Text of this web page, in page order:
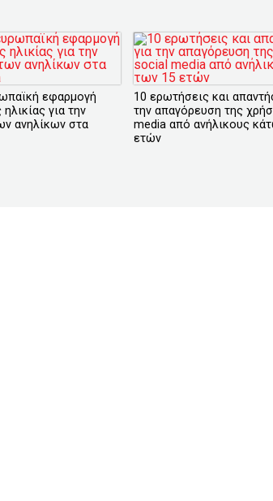
εφαρμογή
για την
ανηλίκων στα
10 ερωτήσεις και
την απαγόρευση της
media από ανήλικους
ετών